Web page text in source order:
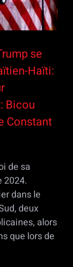
se
Haïti:
Bicou
Constant
de sa
2024.
dans le
deux
alors
que lors de